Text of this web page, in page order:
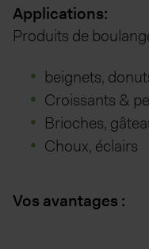
Applications:
Produits de
beignets,
Croissants &
Brioches,
Choux, éclairs
Vos avantages :